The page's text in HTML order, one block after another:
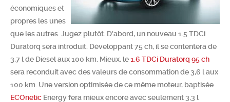
Chercher
économiques et
propres les unes
que les autres. Jugez plutôt. D'abord, un nouveau 1.5 TDCi
Duratorq sera introduit. Développant 75 ch, il se contentera de
3,7 l de Diesel aux 100 km. Mieux, le1.6 TDCi Duratorq 95 ch
sera reconduit avec des valeurs de consommation de 3,6 l aux
100 km. Une version optimisée de ce même moteur, baptisée
ECOnetic Energy fera mieux encore avec seulement 3,3 l